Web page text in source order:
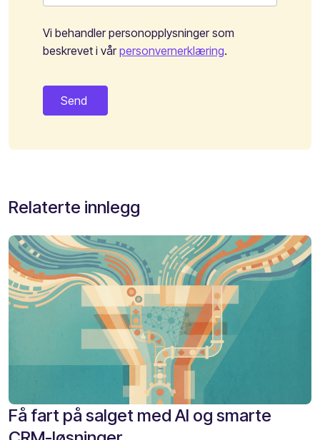
Vi behandler personopplysninger som
beskrevet i vårpersonvernerklæring.
Relaterte innlegg
Få fart på salget med AI og smarte